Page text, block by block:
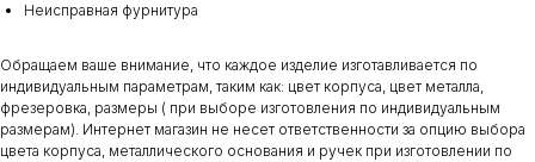
Неисправная фурнитура
Обращаем ваше внимание, что каждое изделие изготавливается по
индивидуальным параметрам, таким как: цвет корпуса, цвет металла,
фрезеровка, размеры ( при выборе изготовления по индивидуальным
размерам). Интернет магазин не несет ответственности за опцию выбора
цвета корпуса, металлического основания и ручек при изготовлении по